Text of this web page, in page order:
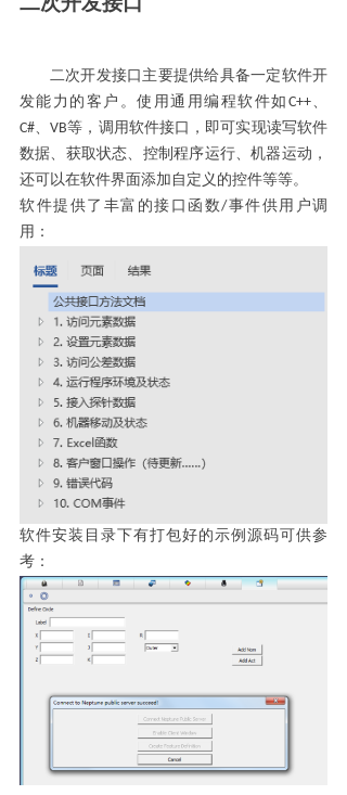
二次开发接口
二次开发接口主要提供给具备一定软件开
发能力的客户。使用通用编程软件如 C++、
C#、VB等，调用软件接口，即可实现读写软件
数据、 获取状态、控制程序运行、机器运动，
还可以在软件界面添加自定义的控件等等。
软件提供了丰富的接口函数/事件供用户调
用：
软件安装目录下有打包好的示例源码可供参
考：